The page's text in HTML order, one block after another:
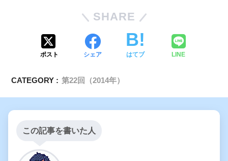
SHARE
ポスト シェア はてブ LINE
CATEGORY : 第22回（2014年）
この記事を書いた人